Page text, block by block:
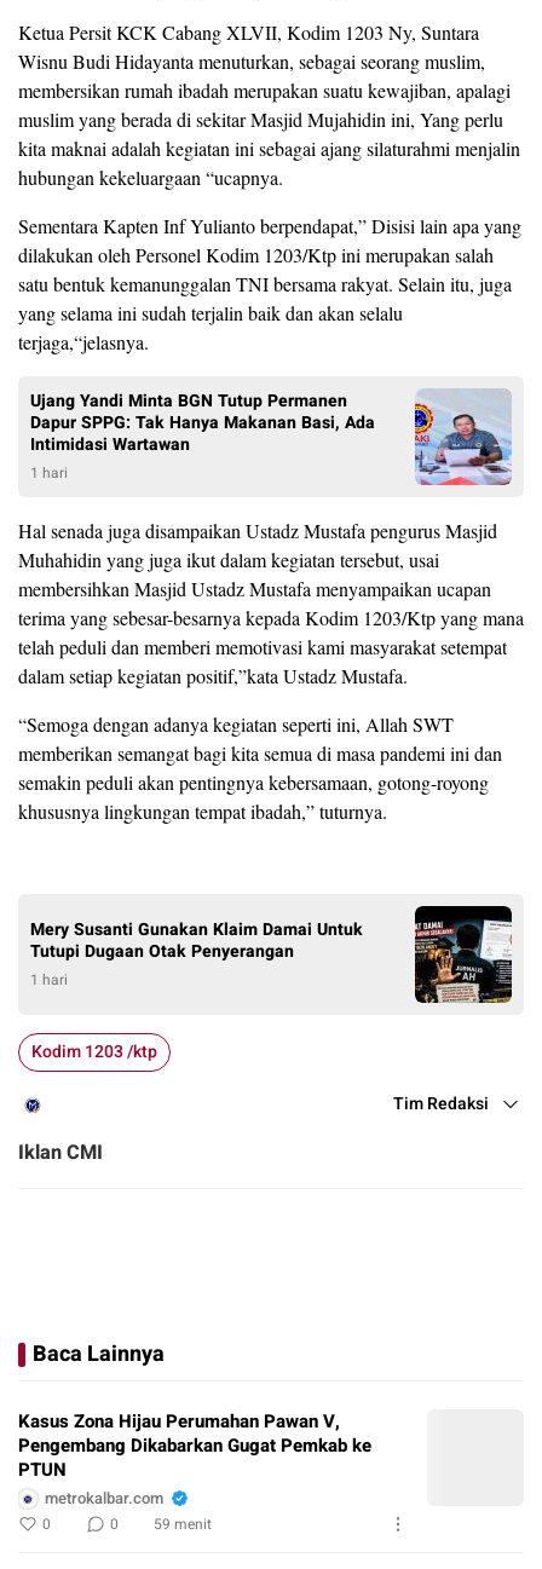
Ketua Persit KCK Cabang XLVII, Kodim 1203 Ny, Suntara
Wisnu Budi Hidayanta menuturkan, sebagai seorang muslim,
membersikan rumah ibadah merupakan suatu kewajiban, apalagi
muslim yang berada di sekitar Masjid Mujahidin ini, Yang perlu
kita maknai adalah kegiatan ini sebagai ajang silaturahmi menjalin
hubungan kekeluargaan “ucapnya.
Sementara Kapten Inf Yulianto berpendapat,” Disisi lain apa yang
dilakukan oleh Personel Kodim 1203/Ktp ini merupakan salah
satu bentuk kemanunggalan TNI bersama rakyat. Selain itu, juga
yang selama ini sudah terjalin baik dan akan selalu
terjaga,“jelasnya.
Ujang Yandi Minta BGN Tutup Permanen
Dapur SPPG: Tak Hanya Makanan Basi, Ada
Intimidasi Wartawan
1 hari
Hal senada juga disampaikan Ustadz Mustafa pengurus Masjid
Muhahidin yang juga ikut dalam kegiatan tersebut, usai
membersihkan Masjid Ustadz Mustafa menyampaikan ucapan
terima yang sebesar-besarnya kepada Kodim 1203/Ktp yang mana
telah peduli dan memberi memotivasi kami masyarakat setempat
dalam setiap kegiatan positif,”kata Ustadz Mustafa.
“Semoga dengan adanya kegiatan seperti ini, Allah SWT
memberikan semangat bagi kita semua di masa pandemi ini dan
semakin peduli akan pentingnya kebersamaan, gotong-royong
khususnya lingkungan tempat ibadah,” tuturnya.
Mery Susanti Gunakan Klaim Damai Untuk
Tutupi Dugaan Otak Penyerangan
1 hari
Kodim 1203 /ktp
Tim Redaksi
Iklan CMI
Baca Lainnya
Kasus Zona Hijau Perumahan Pawan V,
Pengembang Dikabarkan Gugat Pemkab ke
PTUN
metrokalbar.com
0 0 59 menit